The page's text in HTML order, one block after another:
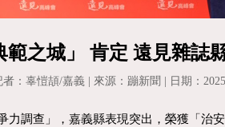
範之城」 肯定 遠見雜誌
者：辜愷頡/嘉義 | 來源：蹦新聞 | 日期：
力調查」，嘉義縣表現突出，榮獲「